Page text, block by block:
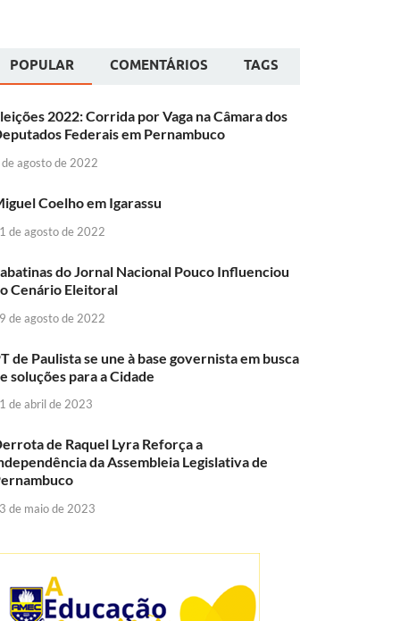
POPULAR COMENTÁRIOS TAGS
2022: Corrida por Vaga na Câmara dos
Federais em Pernambuco
agosto de 2022
Coelho em Igarassu
de agosto de 2022
do Jornal Nacional Pouco Influenciou
Cenário Eleitoral
de agosto de 2022
de Paulista se une à base governista em busca
soluções para a Cidade
de abril de 2023
de Raquel Lyra Reforça a
da Assembleia Legislativa de
de maio de 2023